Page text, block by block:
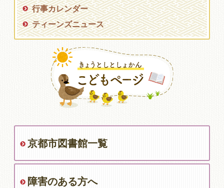
行事カレンダー
ティーンズニュース
京都市図書館一覧
障害のある方へ